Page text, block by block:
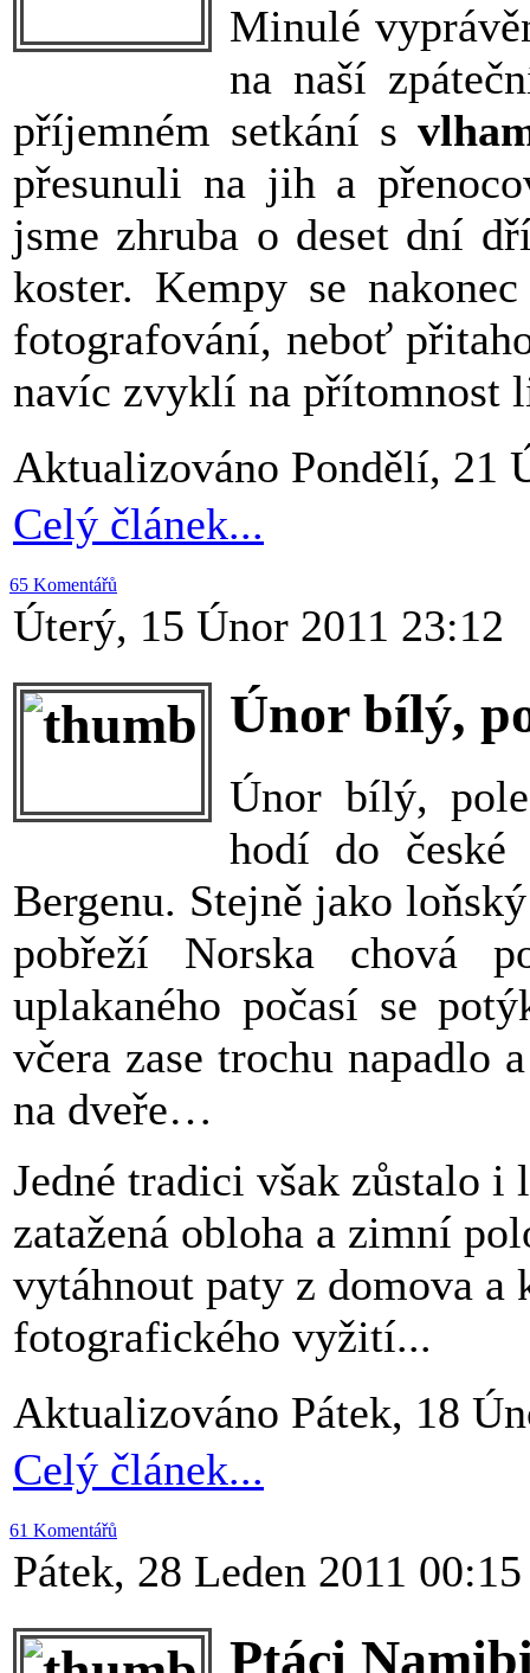
Minulé
na naší
příjemném setkání s
přesunuli na jih a
jsme zhruba o deset dní
koster. Kempy se
fotografování, neboť
navíc zvyklí na přítomnost
Aktualizováno Pondělí, 21
Celý článek...
65 Komentářů
Úterý, 15 Únor 2011 23:12
Únor bílý,
Únor bílý,
hodí do
Bergenu. Stejně jako
pobřeží Norska chová
uplakaného počasí se
včera zase trochu napadlo
na dveře…
Jedné tradici však zůstalo i
zatažená obloha a zimní
vytáhnout paty z domova a
fotografického vyžití...
Aktualizováno Pátek, 18
Celý článek...
61 Komentářů
Pátek, 28 Leden 2011 00:15
Ptáci